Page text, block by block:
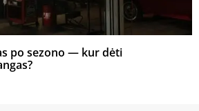
po sezono — kur dėti